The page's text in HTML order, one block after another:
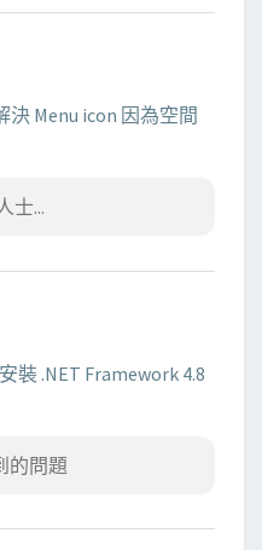
決 Menu icon 因為空間
士...
裝 .NET Framework 4.8
的問題